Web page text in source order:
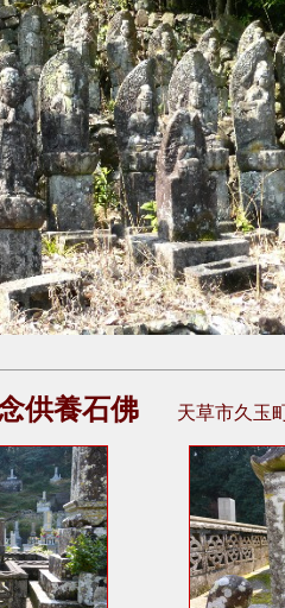
供養石佛 天草市久玉